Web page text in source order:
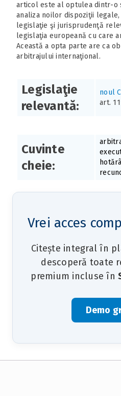
articol este al optulea dintr-o
analiza noilor dispoziţii
legislaţie şi jurisprudenţă
legislaţia europeană cu care
Această a opta parte are ca
arbitrajului internaţional.
Legislaţie
relevantă:
noul
art.
Cuvinte
cheie:
Vrei acces
Citește integral în
descoperă toate
premium incluse în
Demo